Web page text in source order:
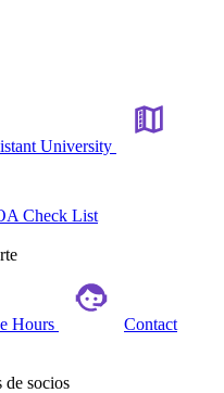
University
Check List
Hours
Contact
de socios